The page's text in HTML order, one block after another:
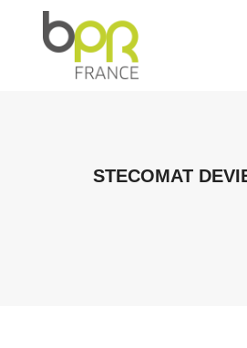
STECOMAT